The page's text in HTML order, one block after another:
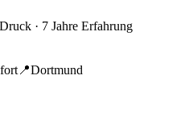
· 7 Jahre Erfahrung
📍Dortmund